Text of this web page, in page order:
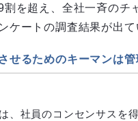
を超え、全社一斉のチ
ケートの調査結果が出て
せるためのキーマンは管
、社員のコンセンサスを